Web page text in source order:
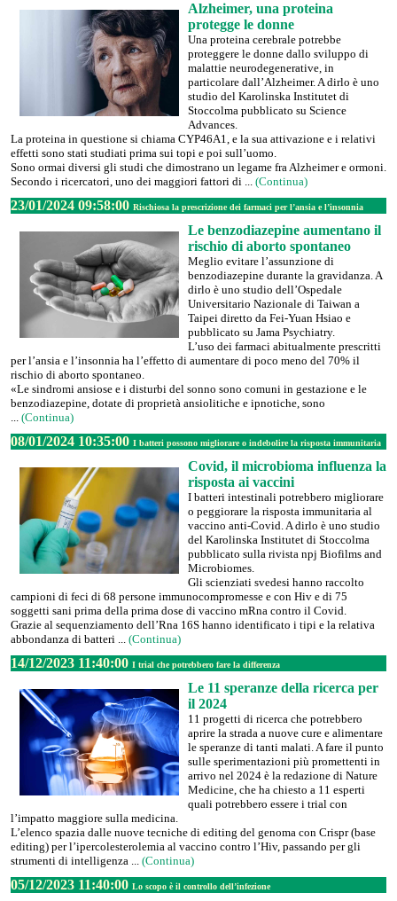
Alzheimer, una proteina
protegge le donne
Una proteina cerebrale potrebbe
proteggere le donne dallo sviluppo di
malattie neurodegenerative, in
particolare dall’Alzheimer. A dirlo è uno
studio del Karolinska Institutet di
Stoccolma pubblicato su Science
Advances.
La proteina in questione si chiama CYP46A1, e la sua attivazione e i relativi
effetti sono stati studiati prima sui topi e poi sull’uomo.
Sono ormai diversi gli studi che dimostrano un legame fra Alzheimer e ormoni.
Secondo i ricercatori, uno dei maggiori fattori di ... (Continua)
23/01/2024 09:58:00 Rischiosa la prescrizione dei farmaci per l’ansia e l’insonnia
Le benzodiazepine aumentano il
rischio di aborto spontaneo
Meglio evitare l’assunzione di
benzodiazepine durante la gravidanza. A
dirlo è uno studio dell’Ospedale
Universitario Nazionale di Taiwan a
Taipei diretto da Fei-Yuan Hsiao e
pubblicato su Jama Psychiatry.
L’uso dei farmaci abitualmente prescritti
per l’ansia e l’insonnia ha l’effetto di aumentare di poco meno del 70% il
rischio di aborto spontaneo.
«Le sindromi ansiose e i disturbi del sonno sono comuni in gestazione e le
benzodiazepine, dotate di proprietà ansiolitiche e ipnotiche, sono
... (Continua)
08/01/2024 10:35:00 I batteri possono migliorare o indebolire la risposta immunitaria
Covid, il microbioma influenza la
risposta ai vaccini
I batteri intestinali potrebbero migliorare
o peggiorare la risposta immunitaria al
vaccino anti-Covid. A dirlo è uno studio
del Karolinska Institutet di Stoccolma
pubblicato sulla rivista npj Biofilms and
Microbiomes.
Gli scienziati svedesi hanno raccolto
campioni di feci di 68 persone immunocompromesse e con Hiv e di 75
soggetti sani prima della prima dose di vaccino mRna contro il Covid.
Grazie al sequenziamento dell’Rna 16S hanno identificato i tipi e la relativa
abbondanza di batteri ... (Continua)
14/12/2023 11:40:00 I trial che potrebbero fare la differenza
Le 11 speranze della ricerca per
il 2024
11 progetti di ricerca che potrebbero
aprire la strada a nuove cure e alimentare
le speranze di tanti malati. A fare il punto
sulle sperimentazioni più promettenti in
arrivo nel 2024 è la redazione di Nature
Medicine, che ha chiesto a 11 esperti
quali potrebbero essere i trial con
l’impatto maggiore sulla medicina.
L’elenco spazia dalle nuove tecniche di editing del genoma con Crispr (base
editing) per l’ipercolesterolemia al vaccino contro l’Hiv, passando per gli
strumenti di intelligenza ... (Continua)
05/12/2023 11:40:00 Lo scopo è il controllo dell’infezione